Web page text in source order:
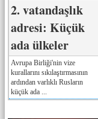
2. vatandaşlık
adresi: Küçük
ada ülkeler
Avrupa Birliği'nin vize
kurallarını sıkılaştırmasının
ardından varlıklı Rusların
küçük ada ...